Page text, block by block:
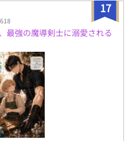
せになる！ ★注意★ 初の作品で
合主義。基本的にチート溺愛で
人公かわいいです。苦手な方はそ
イイネ、エール頂ければ作者モチ
17
最強の魔導剣士に溺愛される